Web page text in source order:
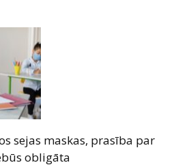
sejas maskas, prasība par
obligāta